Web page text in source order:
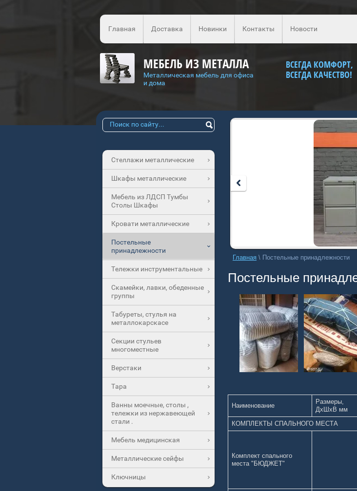
Главная Доставка Новинки Контакты Новости
МЕБЕЛЬ ИЗ МЕТАЛЛА
Металлическая мебель для офиса
и дома
ВСЕГДА КОМФОРТ,
ВСЕГДА КАЧЕСТВО!
Главная \ Постельные принадлежности
Постельные
Наименование
Размеры,
ДхШхВ мм
КОМПЛЕКТЫ СПАЛЬНОГО МЕСТА
Комплект спального
места "БЮДЖЕТ"
Стеллажи металлические
Шкафы металлические
Мебель из ЛДСП Тумбы
Столы Шкафы
Кровати металлические
Постельные
принадлежности
Тележки инструментальные
Скамейки, лавки, обеденные
группы
Табуреты, стулья на
металлокарскасе
Секции стульев
многоместные
Верстаки
Тара
Ванны моечные, столы ,
тележки из нержавеющей
стали .
Мебель медицинская
Металлические сейфы
Ключницы